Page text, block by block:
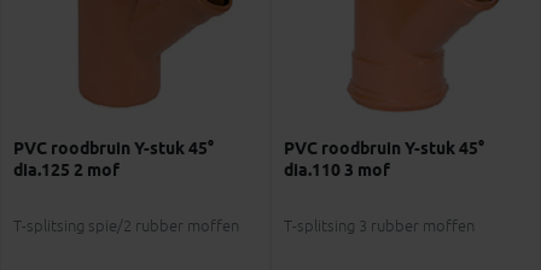
PVC roodbruin Y-stuk 45°
dia.125 2 mof
T-splitsing spie/2 rubber moffen
PVC roodbruin Y-stuk 45°
dia.110 3 mof
T-splitsing 3 rubber moffen